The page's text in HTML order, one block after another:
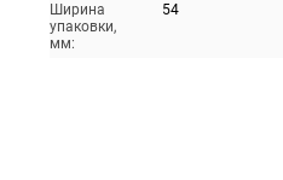
Ширина
упаковки,
мм:
54